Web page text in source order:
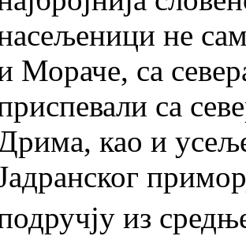
не
Мораче, са
са
као и
из